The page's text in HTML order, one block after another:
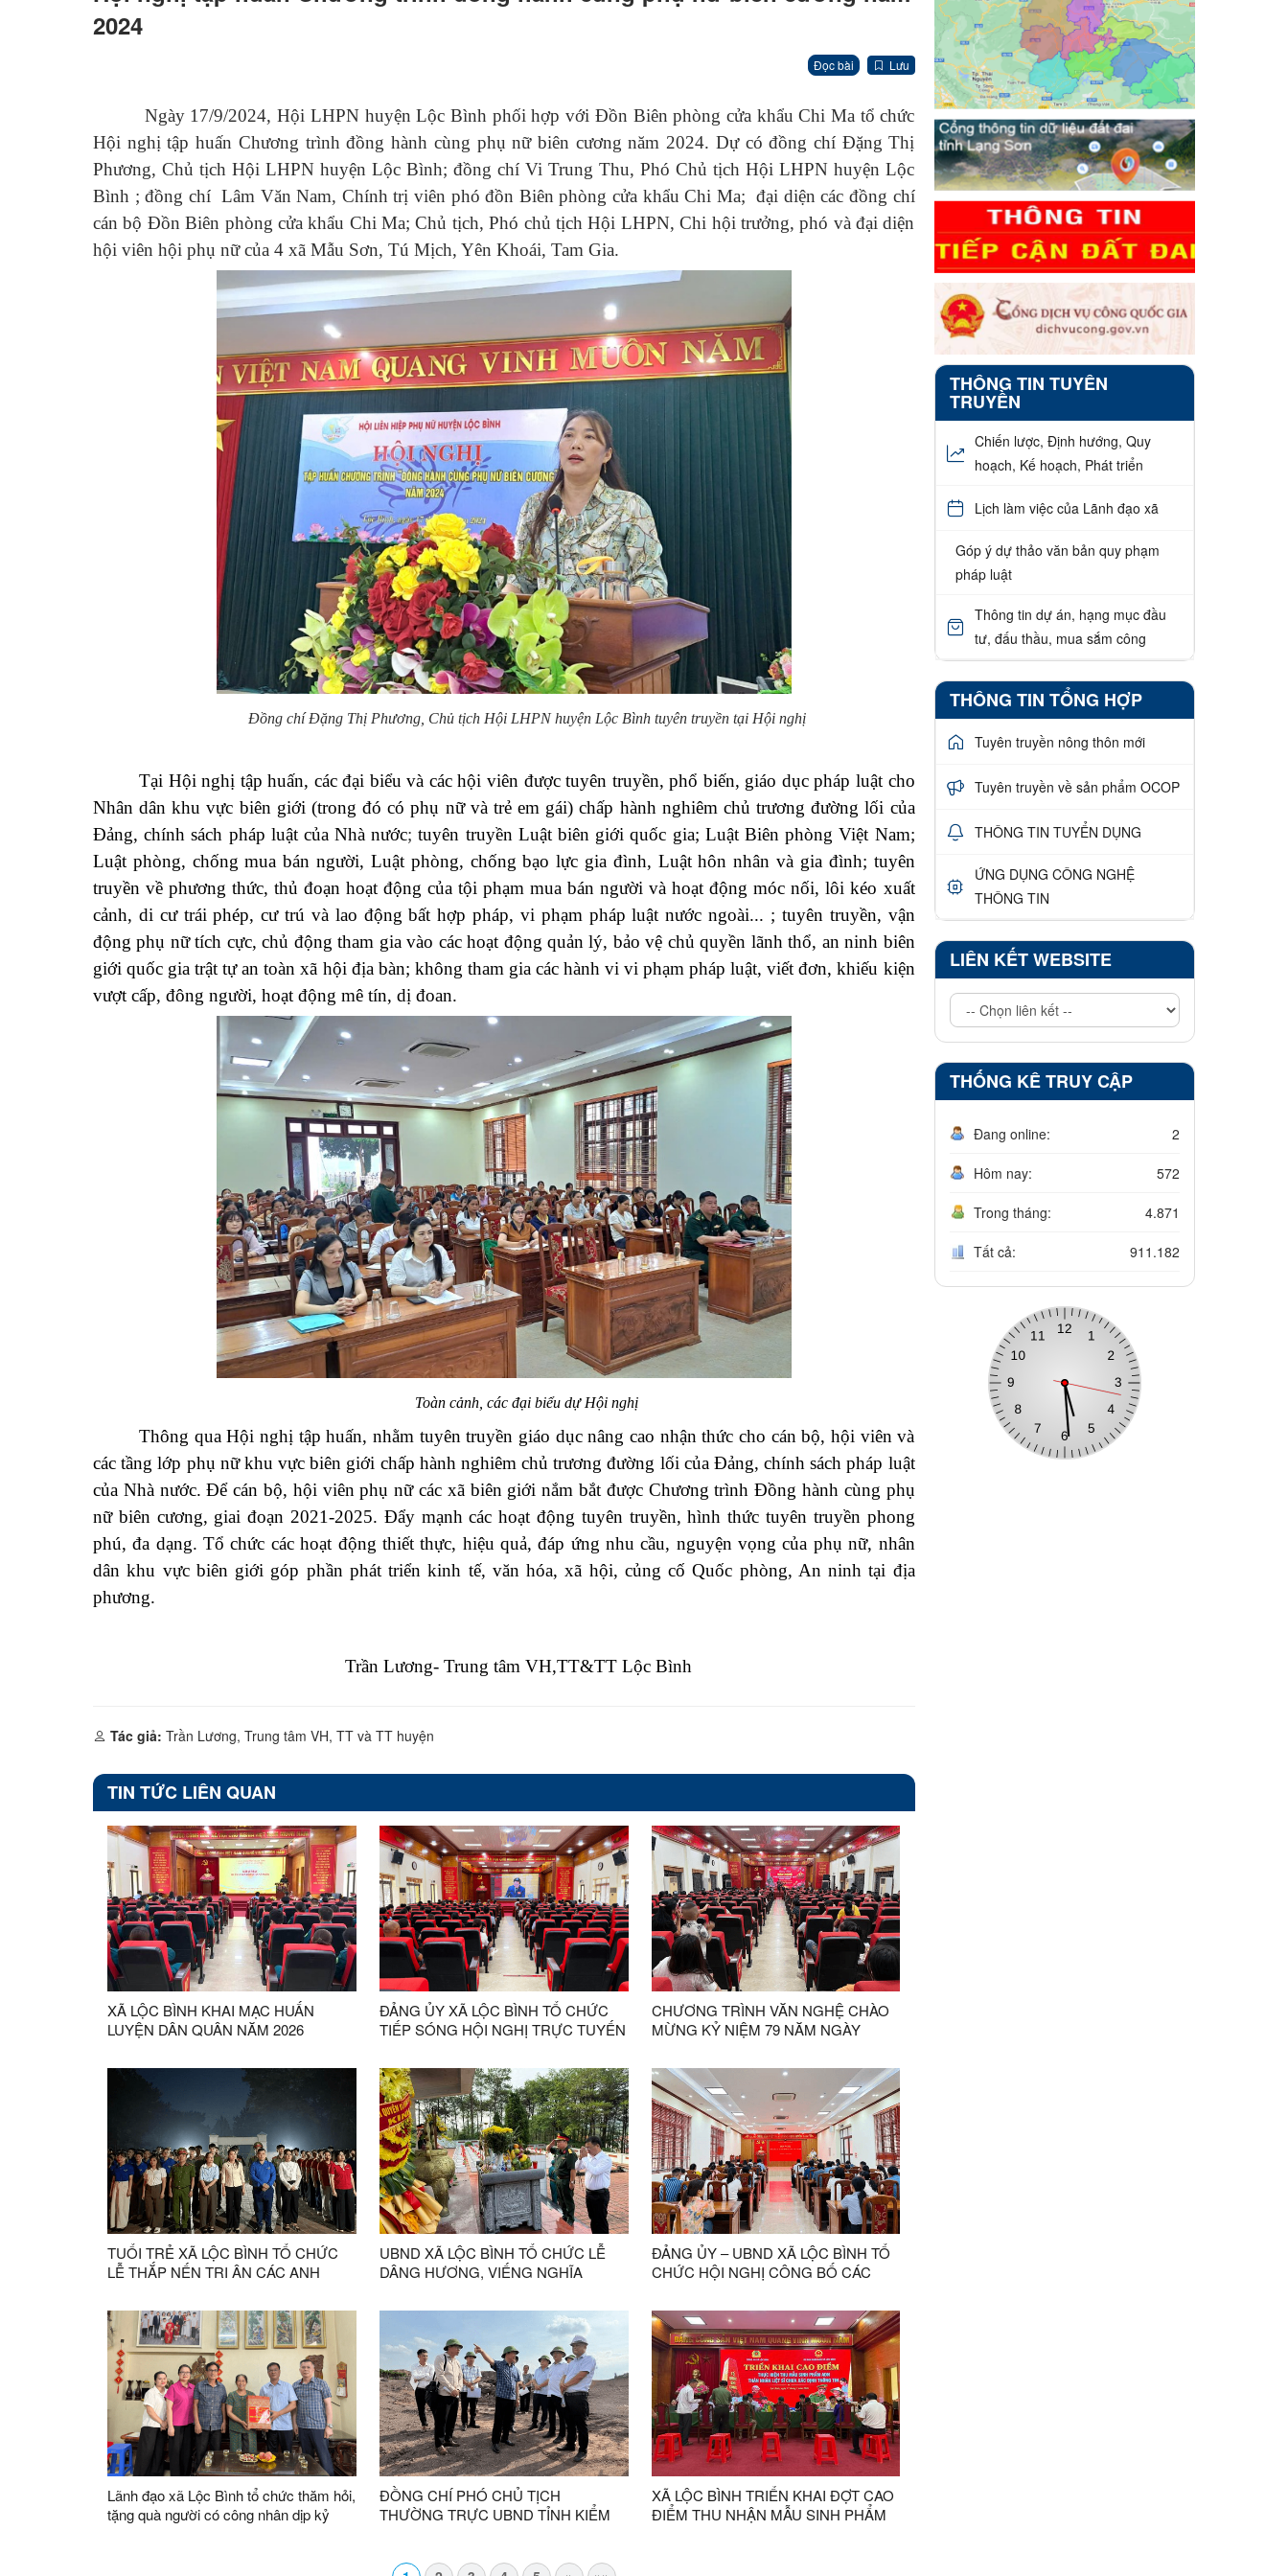
Hỏi đáp
2024
Đọc bài Lưu
Ngày 17/9/2024, Hội LHPN huyện Lộc Bình phối hợp với Đồn Biên phòng cửa khẩu Chi Ma tổ chức
Hội nghị tập huấn Chương trình đồng hành cùng phụ nữ biên cương năm 2024. Dự có đồng chí Đặng Thị
Phương, Chủ tịch Hội LHPN huyện Lộc Bình; đồng chí Vi Trung Thu, Phó Chủ tịch Hội LHPN huyện Lộc
Bình ; đồng chí Lâm Văn Nam, Chính trị viên phó đồn Biên phòng cửa khẩu Chi Ma; đại diện các đồng chí
cán bộ Đồn Biên phòng cửa khẩu Chi Ma; Chủ tịch, Phó chủ tịch Hội LHPN, Chi hội trưởng, phó và đại diện
hội viên hội phụ nữ của 4 xã Mẫu Sơn, Tú Mịch, Yên Khoái, Tam Gia.
Đồng chí Đặng Thị Phương, Chủ tịch Hội LHPN huyện Lộc Bìnhtuyên truyền tại Hội nghị
Tại Hội nghị tập huấn, các đại biểu và các hội viên được tuyên truyền, phổ biến, giáo dục pháp luật cho
Nhân dân khu vực biên giới (trong đó có phụ nữ và trẻ em gái) chấp hành nghiêm chủ trương đường lối của
Đảng, chính sách pháp luật của Nhà nước;tuyên truyền Luật biên giới quốc gia; Luật Biên phòng Việt Nam;
Luật phòng, chống mua bán người, Luật phòng, chống bạo lực gia đình, Luật hôn nhân và gia đình; tuyên
truyền về phương thức, thủ đoạn hoạt động của tội phạm mua bán người và hoạt động móc nối, lôi kéo xuất
cảnh, di cư trái phép, cư trú và lao động bất hợp pháp, vi phạm pháp luật nước ngoài... ; tuyên truyền, vận
động phụ nữ tích cực, chủ động tham gia vào các hoạt động quản lý, bảo vệ chủ quyền lãnh thổ, an ninh biên
giới quốc gia trật tự an toàn xã hội địa bàn; không tham gia các hành vi vi phạm pháp luật, viết đơn, khiếu kiện
vượt cấp, đông người, hoạt động mê tín, dị đoan.
Toàn cảnh, các đại biểu dự Hội nghị
Thông qua Hội nghị tập huấn, nhằm tuyên truyền giáo dục nâng cao nhận thức cho cán bộ, hội viên và
các tầng lớp phụ nữ khu vực biên giới chấp hành nghiêm chủ trương đường lối của Đảng, chính sách pháp luật
của Nhà nước. Để cán bộ, hội viên phụ nữ các xã biên giới nắm bắt được Chương trình Đồng hành cùng phụ
nữ biên cương, giai đoạn 2021-2025. Đẩy mạnh các hoạt động tuyên truyền, hình thức tuyên truyền phong
phú, đa dạng. Tổ chức các hoạt động thiết thực, hiệu quả, đáp ứng nhu cầu, nguyện vọng của phụ nữ, nhân
dân khu vực biên giới góp phần phát triển kinh tế, văn hóa, xã hội, củng cố Quốc phòng, An ninh tại địa
phương.
Trần Lương- Trung tâm VH,TT&TT Lộc Bình
Tác giả: Trần Lương, Trung tâm VH, TT và TT huyện
TIN TỨC LIÊN QUAN
XÃ LỘC BÌNH KHAI MẠC HUẤN
LUYỆN DÂN QUÂN NĂM 2026
ĐẢNG ỦY XÃ LỘC BÌNH TỔ CHỨC
TIẾP SÓNG HỘI NGHỊ TRỰC TUYẾN
TẬP, QUÁN TRIỆT VÀ TRIỂN KHAI
THỰC HIỆN NGHỊ QUYẾT HỘI NGHỊ
LẦN THỨ BA BAN CHẤP HÀNH
TRUNG ƯƠNG ĐẢNG KHÓA XIV
CHƯƠNG TRÌNH VĂN NGHỆ CHÀO
MỪNG KỶ NIỆM 79 NĂM NGÀY
THÀNH CÔNG TỐT ĐẸP
TUỔI TRẺ XÃ LỘC BÌNH TỔ CHỨC
LỄ THẮP NẾN TRI ÂN CÁC ANH
NĂM NGÀY THƯƠNG BINH - LIỆT SĨ
(27/7/1947 - 27/7/2026)
UBND XÃ LỘC BÌNH TỔ CHỨC LỄ
DÂNG HƯƠNG, VIẾNG NGHĨA
NIỆM 79 NĂM NGÀY THƯƠNG BINH
ĐẢNG ỦY – UBND XÃ LỘC BÌNH TỔ
CHỨC HỘI NGHỊ CÔNG BỐ CÁC
BỘ
Lãnh đạo xã Lộc Bình tổ chức thăm hỏi,
tặng quà người có công nhân dịp kỷ
ĐỒNG CHÍ PHÓ CHỦ TỊCH
THƯỜNG TRỰC UBND TỈNH KIỂM
XÃ LỘC BÌNH TRIỂN KHAI ĐỢT CAO
ĐIỂM THU NHẬN MẪU SINH PHẨM
THÔNG TIN TUYÊN
TRUYỀN
Chiến lược, Định hướng, Quy
hoạch, Kế hoạch, Phát triển
Lịch làm việc của Lãnh đạo xã
Góp ý dự thảo văn bản quy phạm
pháp luật
Thông tin dự án, hạng mục đầu
tư, đấu thầu, mua sắm công
THÔNG TIN TỔNG HỢP
Tuyên truyền nông thôn mới
Tuyên truyền về sản phẩm OCOP
THÔNG TIN TUYỂN DỤNG
ỨNG DỤNG CÔNG NGHỆ
THÔNG TIN
LIÊN KẾT WEBSITE
THỐNG KÊ TRUY CẬP
Đang online: 2
Hôm nay: 572
Trong tháng: 4.871
Tất cả: 911.182